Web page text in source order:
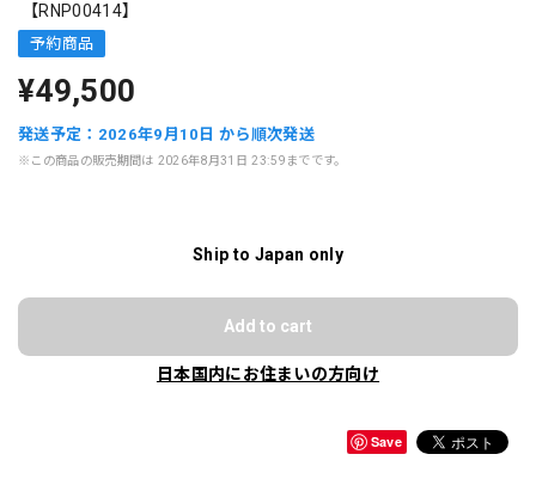
【RNP00414】
予約商品
¥49,500
発送予定：2026年9月10日 から順次発送
※この商品の販売期間は 2026年8月31日 23:59までです。
Ship to Japan only
Add to cart
日本国内にお住まいの方向け
Save